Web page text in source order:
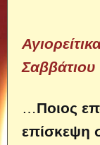
Σαββάτιου
…Ποιος
επίσκεψη